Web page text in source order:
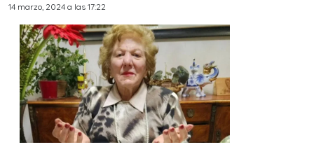
14 marzo, 2024 a las 17:22